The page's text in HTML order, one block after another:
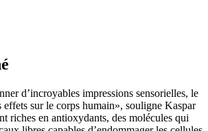
d’incroyables impressions sensorielles, le
effets sur le corps humain», souligne Kaspar
riches en antioxydants, des molécules qui